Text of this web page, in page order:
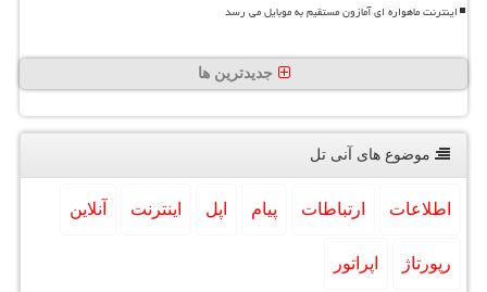
اینترنت ماهواره ای آمازون مستقیم به موبایل می رسد
جدیدترین ها
موضوع های آنی تل
اطلاعات ارتباطات پیام اپل اینترنت آنلاین
رپورتاژ اپراتور